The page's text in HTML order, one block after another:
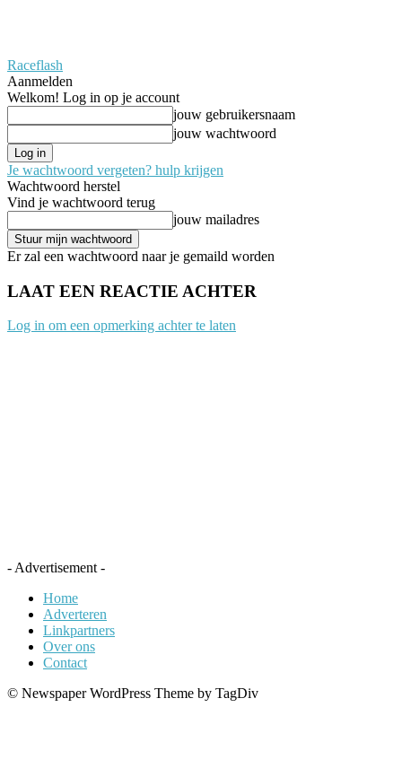
Raceflash
Aanmelden
Welkom! Log in op je account
jouw gebruikersnaam
jouw wachtwoord
Je wachtwoord vergeten? hulp krijgen
Wachtwoord herstel
Vind je wachtwoord terug
jouw mailadres
Er zal een wachtwoord naar je gemaild worden
LAAT EEN REACTIE ACHTER
Log in om een opmerking achter te laten
- Advertisement -
Home
Adverteren
Linkpartners
Over ons
Contact
© Newspaper WordPress Theme by TagDiv